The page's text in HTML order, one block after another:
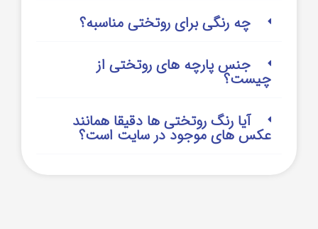
چه رنگی برای روتختی مناسبه؟
جنس پارچه های روتختی از
چیست؟
آیا رنگ روتختی ها دقیقا همانند
عکس های موجود در سایت است؟